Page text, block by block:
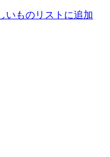
いものリストに追加